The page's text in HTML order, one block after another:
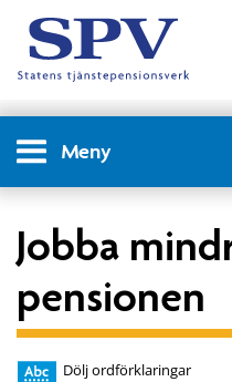
Meny
Jobba
pensionen
Dölj ordförklaringar